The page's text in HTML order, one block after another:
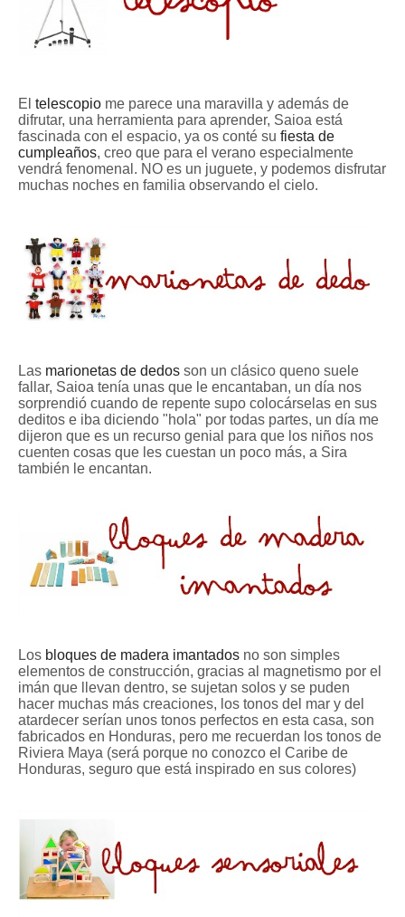
El telescopio me parece una maravilla y además de
difrutar, una herramienta para aprender, Saioa está
fascinada con el espacio, ya os conté su fiesta de
cumpleaños, creo que para el verano especialmente
vendrá fenomenal. NO es un juguete, y podemos disfrutar
muchas noches en familia observando el cielo.
Las marionetas de dedos son un clásico queno suele
fallar, Saioa tenía unas que le encantaban, un día nos
sorprendió cuando de repente supo colocárselas en sus
deditos e iba diciendo "hola" por todas partes, un día me
dijeron que es un recurso genial para que los niños nos
cuenten cosas que les cuestan un poco más, a Sira
también le encantan.
Los bloques de madera imantados no son simples
elementos de construcción, gracias al magnetismo por el
imán que llevan dentro, se sujetan solos y se puden
hacer muchas más creaciones, los tonos del mar y del
atardecer serían unos tonos perfectos en esta casa, son
fabricados en Honduras, pero me recuerdan los tonos de
Riviera Maya (será porque no conozco el Caribe de
Honduras, seguro que está inspirado en sus colores)